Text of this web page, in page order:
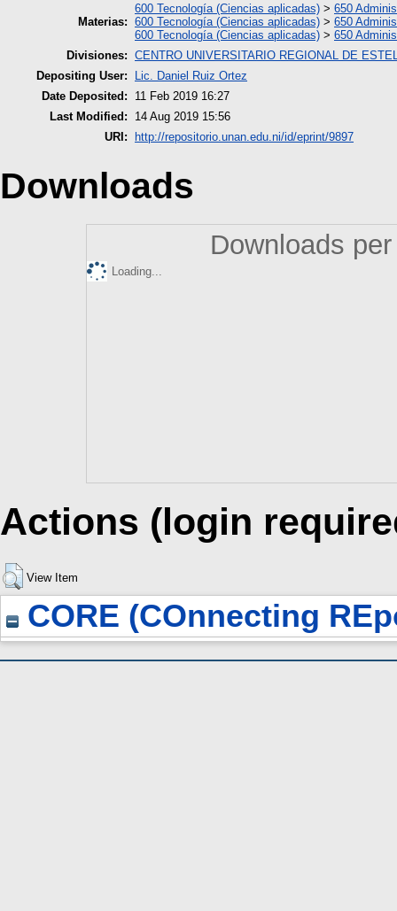
Materias:
600 Tecnología (Ciencias aplicadas) > 650
600 Tecnología (Ciencias aplicadas) > 650
600 Tecnología (Ciencias aplicadas) > 650
Divisiones: CENTRO UNIVERSITARIO REGIONAL DE
Depositing User:
Lic. Daniel Ruiz Ortez
Date Deposited:
11 Feb 2019 16:27
Last Modified:
14 Aug 2019 15:56
URI:
http://repositorio.unan.edu.ni/id/eprint/9897
Downloads
Downloads
Loading...
Actions (login
View Item
CORE (COnnecting